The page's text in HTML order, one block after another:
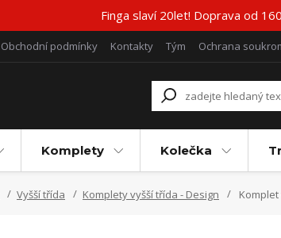
Finga slaví 20let! Doprava od
Obchodní podmínky Kontakty Tým Ochrana
Komplety Kolečka
Vyšší třída Komplety vyšší třída - Design